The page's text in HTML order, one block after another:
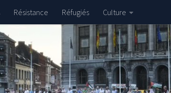
Résistance Réfugiés Culture